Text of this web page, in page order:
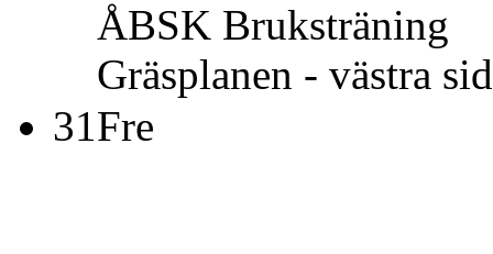
ÅBSK Bruksträning
Gräsplanen - västra
31Fre